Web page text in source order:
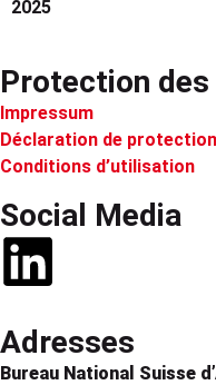
2025
Protection des
Impressum
Déclaration de
Conditions d’utilisation
Social Media
Adresses
Bureau National Suisse